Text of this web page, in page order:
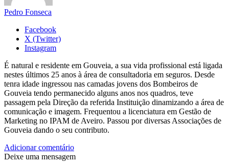
Pedro Fonseca
Facebook
X (Twitter)
Instagram
É natural e residente em Gouveia, a sua vida profissional está ligada
nestes últimos 25 anos à área de consultadoria em seguros. Desde
tenra idade ingressou nas camadas jovens dos Bombeiros de
Gouveia tendo permanecido alguns anos nos quadros, teve
passagem pela Direção da referida Instituição dinamizando a área de
comunicação e imagem. Frequentou a licenciatura em Gestão de
Marketing no IPAM de Aveiro. Passou por diversas Associações de
Gouveia dando o seu contributo.
Adicionar comentário
Deixe uma mensagem